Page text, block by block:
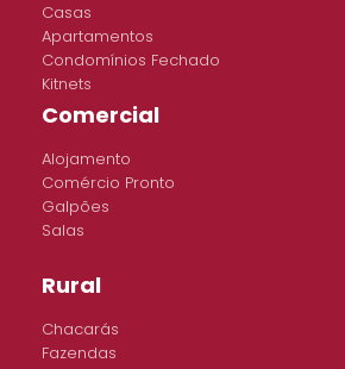
Casas
Apartamentos
Condomínios Fechado
Kitnets
Comercial
Alojamento
Comércio Pronto
Galpões
Salas
Rural
Chacarás
Fazendas